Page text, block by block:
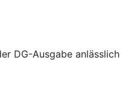
DG-Ausgabe anlässlich